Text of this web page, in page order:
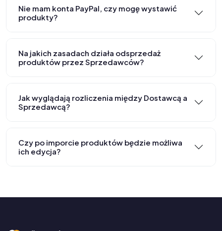
Nie mam konta PayPal, czy mogę wystawić
produkty?
Na jakich zasadach działa odsprzedaż
produktów przez Sprzedawców?
Jak wyglądają rozliczenia między Dostawcą a
Sprzedawcą?
Czy po imporcie produktów będzie możliwa
ich edycja?